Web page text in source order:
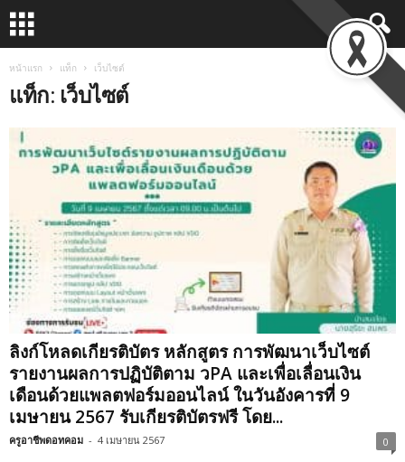
หน้าแรก แท็ก เว็บไซต์
แท็ก: เว็บไซต์
ลิงก์โหลดเกียรติบัตร หลักสูตร การพัฒนาเว็บไซต์
รายงานผลการปฏิบัติตาม วPA และเพื่อเลื่อนเงิน
เดือนด้วยแพลตฟอร์มออนไลน์ ในวันอังคารที่ 9
เมษายน 2567 รับเกียรติบัตรฟรี โดย...
ครูอาชีพดอทคอม - 4 เมษายน 2567 0